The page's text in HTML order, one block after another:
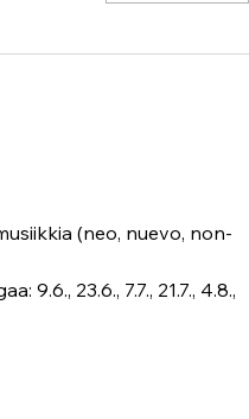
(neo, nuevo, non-
23.6., 7.7., 21.7., 4.8.,